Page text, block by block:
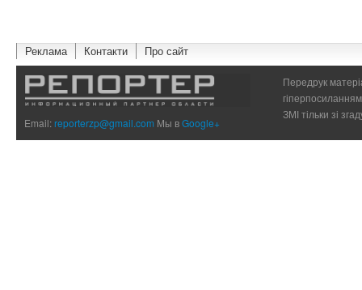
Реклама Контакти Про сайт
Email:reporterzp@gmail.com Мы вGoogle+
Передрук
ЗМІ тільки зі